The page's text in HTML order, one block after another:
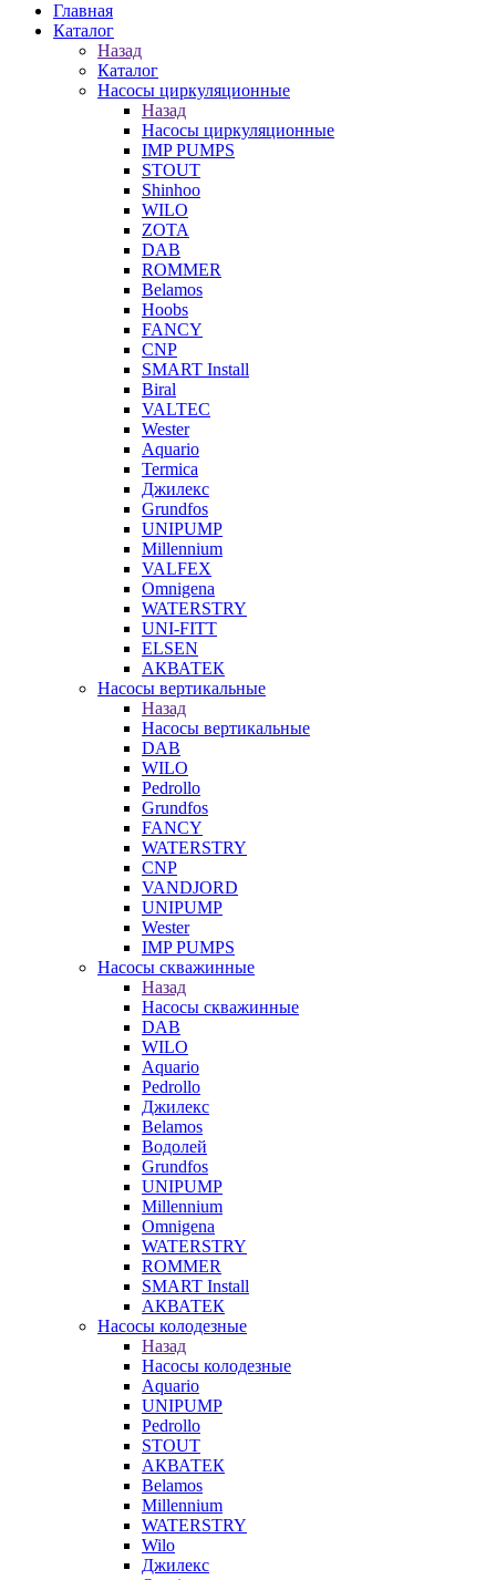
Главная
Каталог
Назад
Каталог
Насосы циркуляционные
Назад
Насосы циркуляционные
IMP PUMPS
STOUT
Shinhoo
WILO
ZOTA
DAB
ROMMER
Belamos
Hoobs
FANCY
CNP
SMART Install
Biral
VALTEC
Wester
Aquario
Termica
Джилекс
Grundfos
UNIPUMP
Millennium
VALFEX
Omnigena
WATERSTRY
UNI-FITT
ELSEN
АКВАТЕК
Насосы вертикальные
Назад
Насосы вертикальные
DAB
WILO
Pedrollo
Grundfos
FANCY
WATERSTRY
CNP
VANDJORD
UNIPUMP
Wester
IMP PUMPS
Насосы скважинные
Назад
Насосы скважинные
DAB
WILO
Aquario
Pedrollo
Джилекс
Belamos
Водолей
Grundfos
UNIPUMP
Millennium
Omnigena
WATERSTRY
ROMMER
SMART Install
АКВАТЕК
Насосы колодезные
Назад
Насосы колодезные
Aquario
UNIPUMP
Pedrollo
STOUT
АКВАТЕК
Belamos
Millennium
WATERSTRY
Wilo
Джилекс